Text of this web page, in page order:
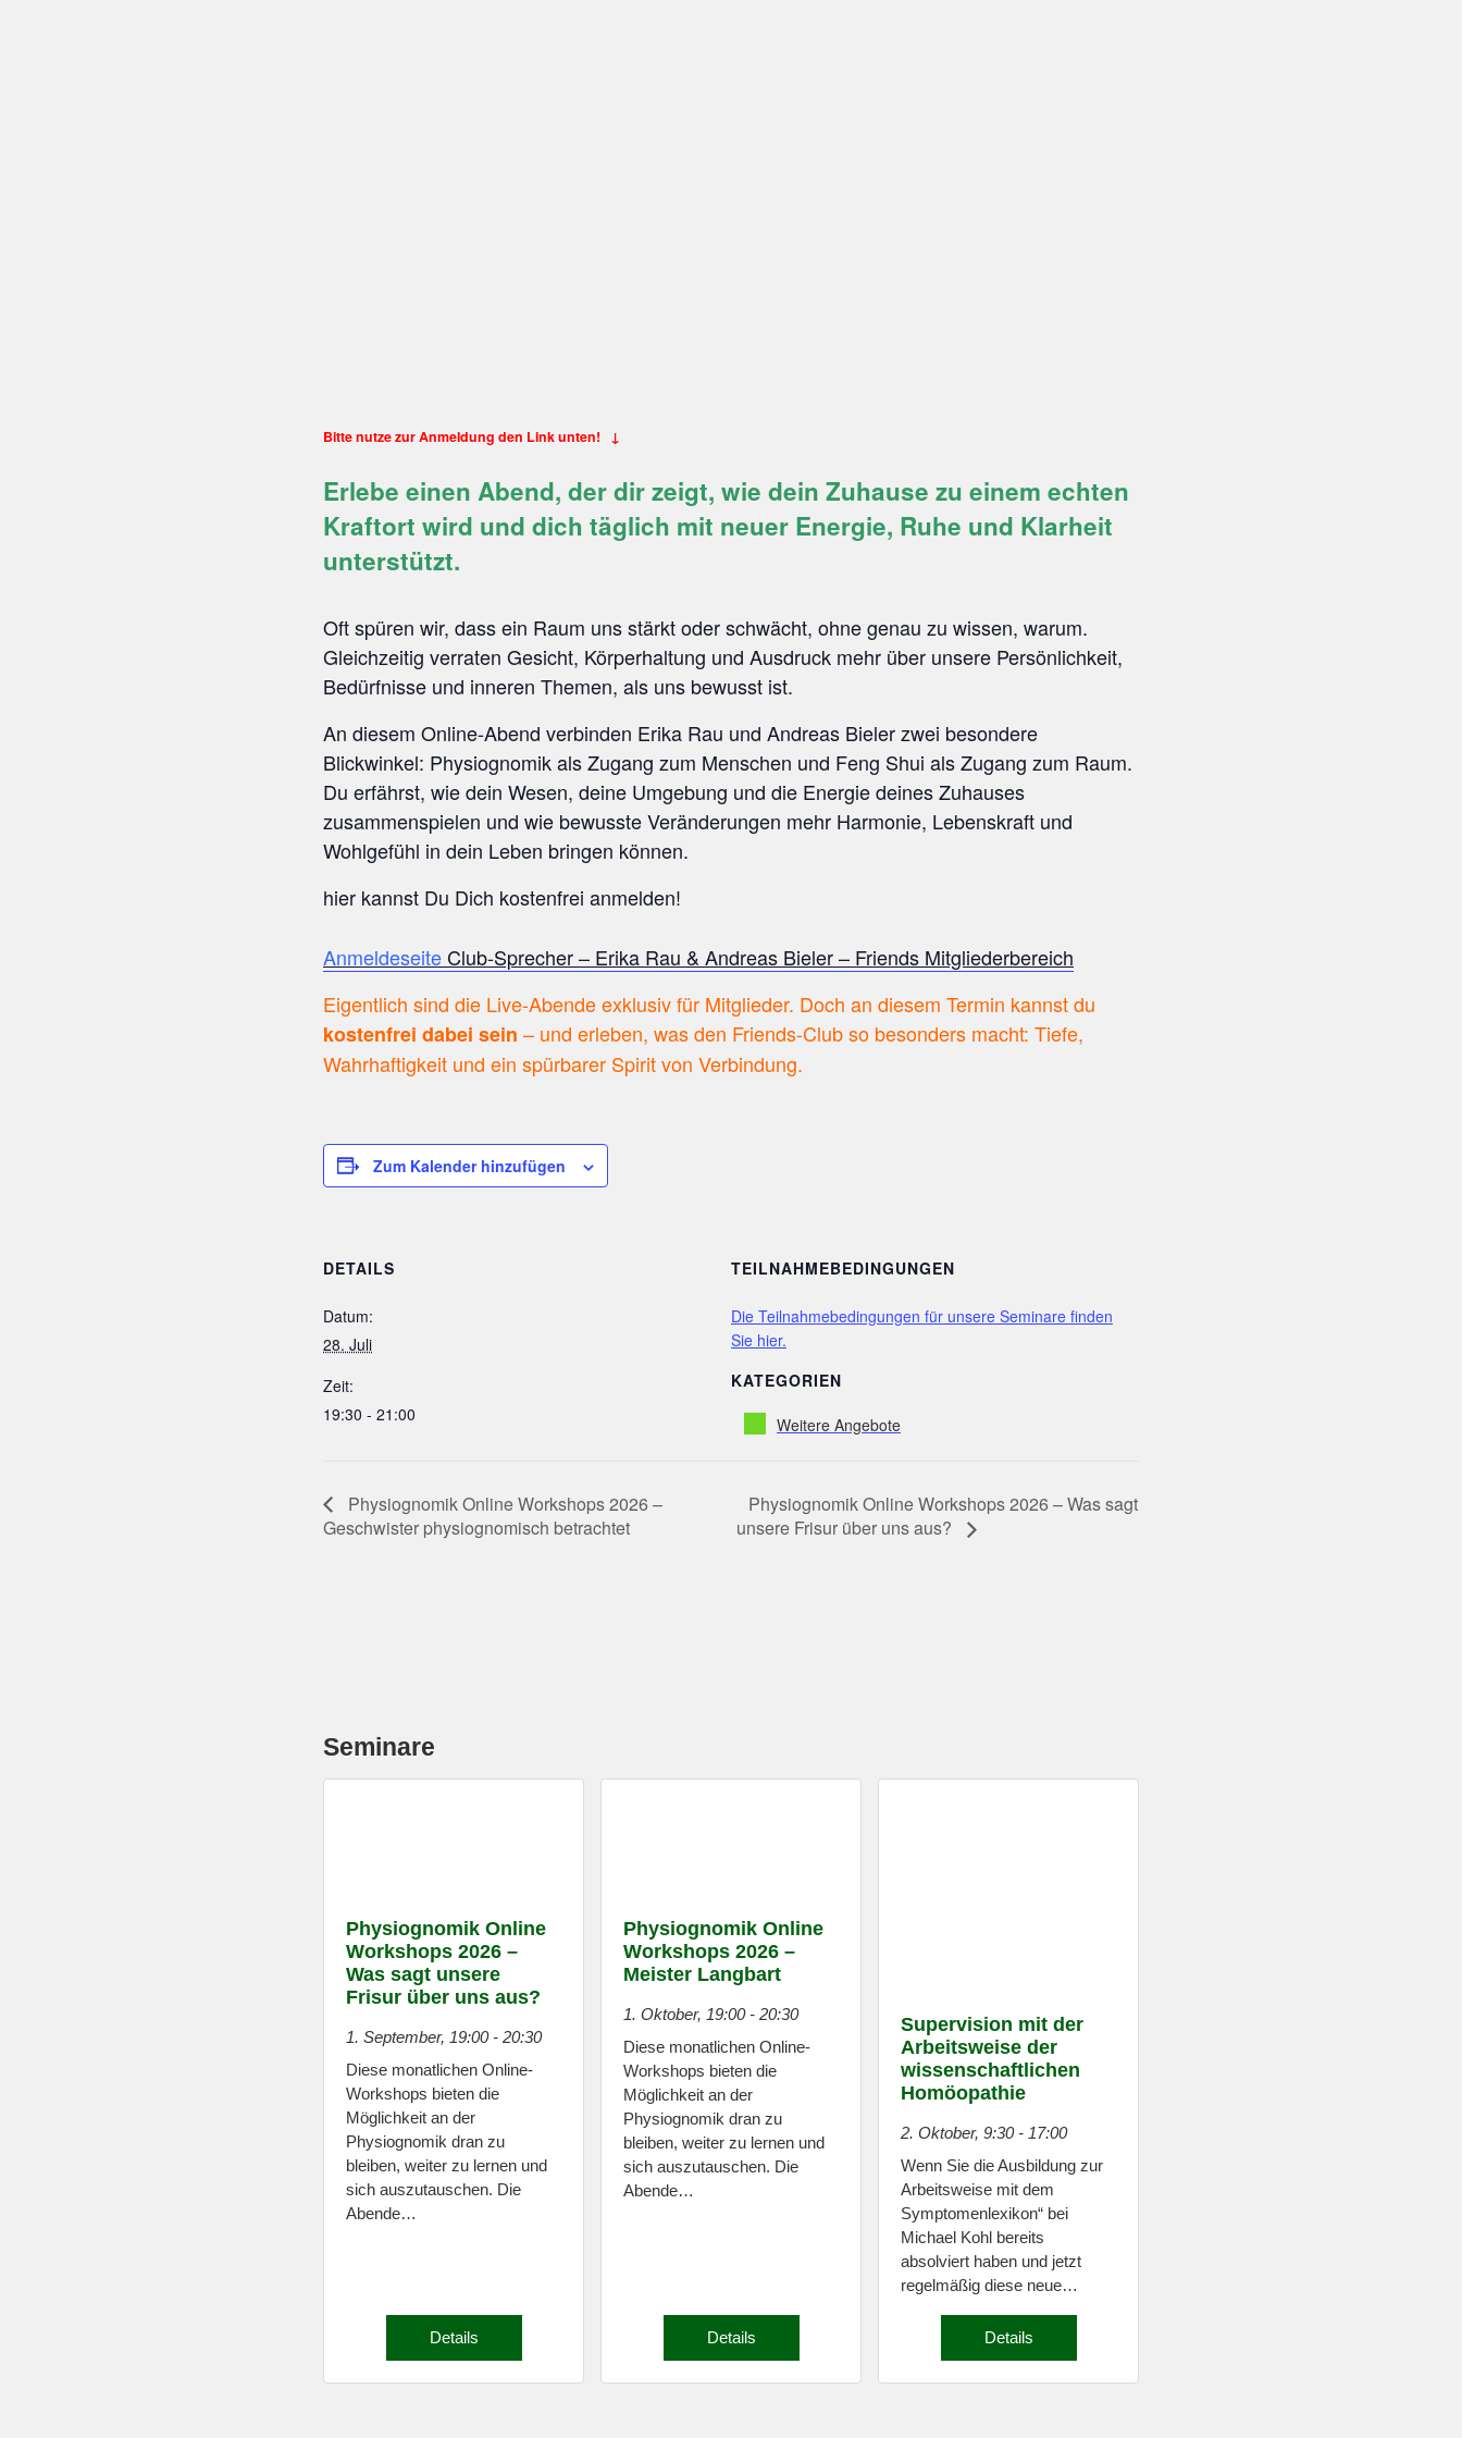
Bitte nutze zur Anmeldung den Link unten! ↓
Erlebe einen Abend, der dir zeigt, wie dein Zuhause zu einem echten
Kraftort wird und dich täglich mit neuer Energie, Ruhe und Klarheit
unterstützt.
Oft spüren wir, dass ein Raum uns stärkt oder schwächt, ohne genau zu wissen, warum.
Gleichzeitig verraten Gesicht, Körperhaltung und Ausdruck mehr über unsere Persönlichkeit,
Bedürfnisse und inneren Themen, als uns bewusst ist.
An diesem Online-Abend verbinden Erika Rau und Andreas Bieler zwei besondere
Blickwinkel: Physiognomik als Zugang zum Menschen und Feng Shui als Zugang zum Raum.
Du erfährst, wie dein Wesen, deine Umgebung und die Energie deines Zuhauses
zusammenspielen und wie bewusste Veränderungen mehr Harmonie, Lebenskraft und
Wohlgefühl in dein Leben bringen können.
hier kannst Du Dich kostenfrei anmelden!
Anmeldeseite Club-Sprecher – Erika Rau & Andreas Bieler – Friends Mitgliederbereich
Eigentlich sind die Live-Abende exklusiv für Mitglieder. Doch an diesem Termin kannst du
kostenfrei dabei sein – und erleben, was den Friends-Club so besonders macht: Tiefe,
Wahrhaftigkeit und ein spürbarer Spirit von Verbindung.
Zum Kalender hinzufügen
DETAILS
Datum:
28. Juli
Zeit:
19:30 - 21:00
TEILNAHMEBEDINGUNGEN
Die Teilnahmebedingungen für unsere Seminare finden
Sie hier.
KATEGORIEN
Weitere Angebote
Physiognomik Online Workshops 2026 –
Geschwister physiognomisch betrachtet
Physiognomik Online Workshops 2026 – Was sagt
unsere Frisur über uns aus?
Seminare
Physiognomik Online
Workshops 2026 –
Was sagt unsere
Frisur über uns aus?
1. September, 19:00-20:30
Diese monatlichen Online-
Workshops bieten die
Möglichkeit an der
Physiognomik dran zu
bleiben, weiter zu lernen und
sich auszutauschen. Die
Abende…
Details
Physiognomik Online
Workshops 2026 –
Meister Langbart
1. Oktober, 19:00-20:30
Diese monatlichen Online-
Workshops bieten die
Möglichkeit an der
Physiognomik dran zu
bleiben, weiter zu lernen und
sich auszutauschen. Die
Abende…
Details
Supervision mit der
Arbeitsweise der
wissenschaftlichen
Homöopathie
2. Oktober, 9:30- 17:00
Wenn Sie die Ausbildung zur
Arbeitsweise mit dem
Symptomenlexikon“ bei
Michael Kohl bereits
absolviert haben und jetzt
regelmäßig diese neue…
Details